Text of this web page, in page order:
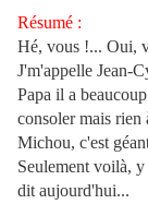
Résumé :
Hé, vous !... Oui,
J'm'appelle Jean-
Papa il a
consoler mais rien
Michou, c'est
Seulement voilà,
dit aujourd'hui...